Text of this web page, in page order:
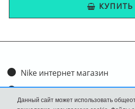
КУПИТЬ
Nike интернет магазин
Доставка и оплата
Данный сайт может использовать